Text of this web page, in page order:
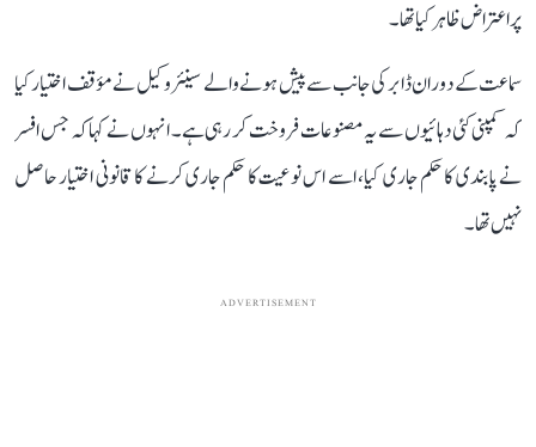
پر اعتراض ظاہر کیا تھا۔
سماعت کے دوران ڈابر کی جانب سے پیش ہونے والے سینئر وکیل نے مؤقف اختیار کیا
کہ کمپنی کئی دہائیوں سے یہ مصنوعات فروخت کر رہی ہے۔ انہوں نے کہا کہ جس افسر
نے پابندی کا حکم جاری کیا، اسے اس نوعیت کا حکم جاری کرنے کا قانونی اختیار حاصل
نہیں تھا۔
ADVERTISEMENT